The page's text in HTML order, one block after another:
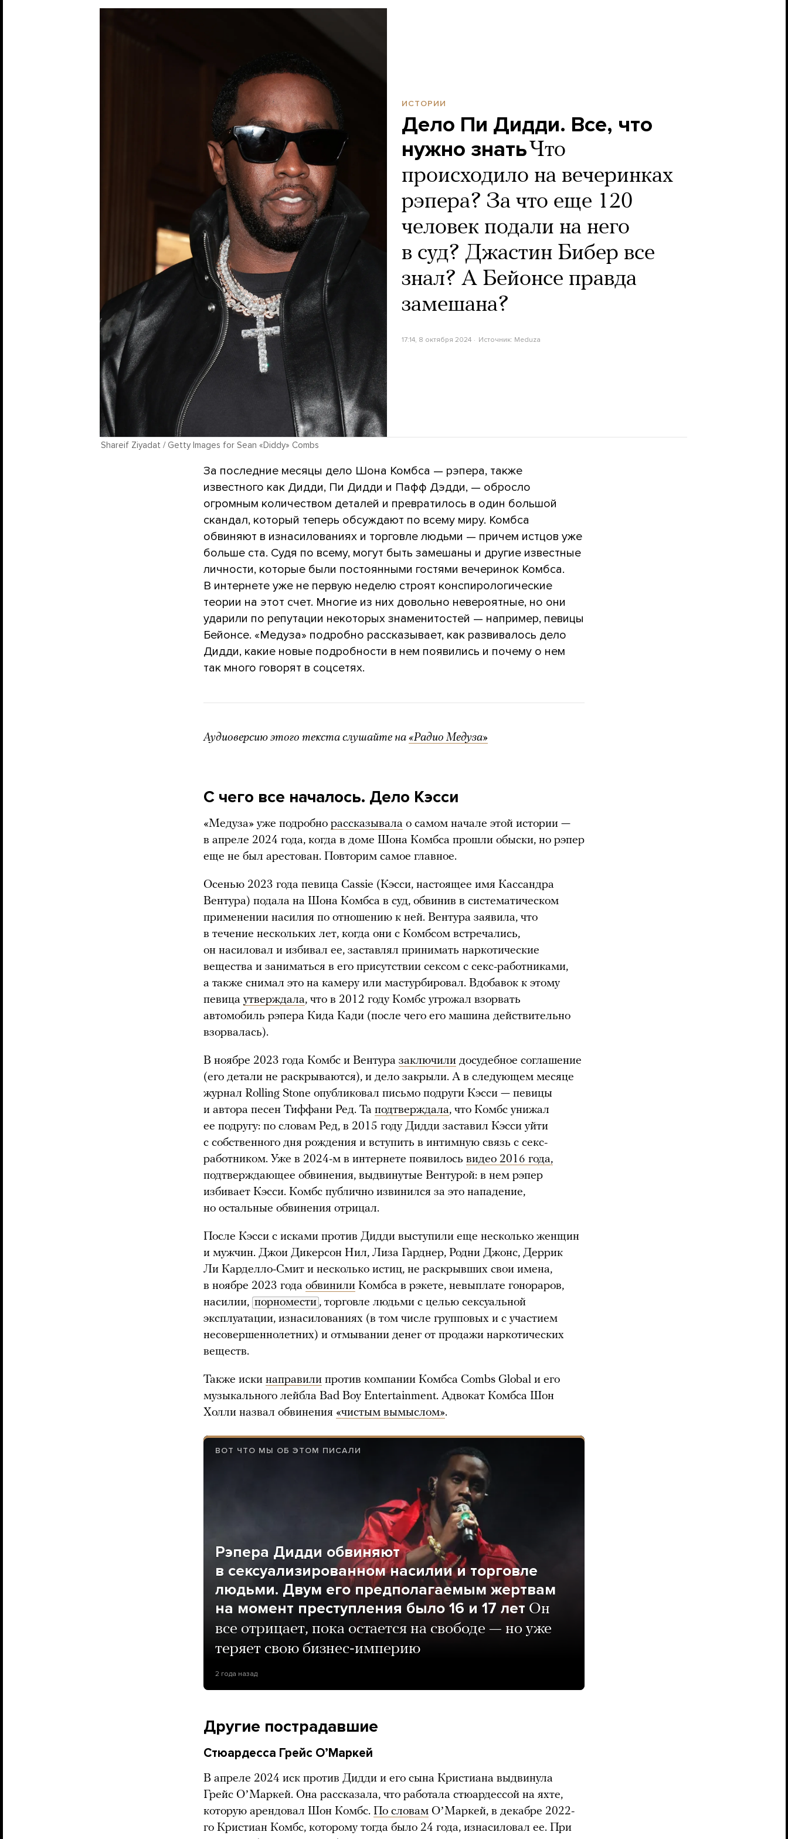
ИСТОРИИ
Дело Пи Дидди. Все, что
нужно знать Что
происходило на вечеринках
рэпера? За что еще 120
человек подали на него
в суд? Джастин Бибер все
знал? А Бейонсе правда
замешана?
17:14, 8 октября 2024 Источник: Meduza
Shareif Ziyadat / Getty Images for Sean «Diddy» Combs
За последние месяцы дело Шона Комбса — рэпера, также
известного как Дидди, Пи Дидди и Пафф Дэдди, — обросло
огромным количеством деталей и превратилось в один большой
скандал, который теперь обсуждают по всему миру. Комбса
обвиняют в изнасилованиях и торговле людьми — причем истцов уже
больше ста. Судя по всему, могут быть замешаны и другие известные
личности, которые были постоянными гостями вечеринок Комбса.
В интернете уже не первую неделю строят конспирологические
теории на этот счет. Многие из них довольно невероятные, но они
ударили по репутации некоторых знаменитостей — например, певицы
Бейонсе. «Медуза» подробно рассказывает, как развивалось дело
Дидди, какие новые подробности в нем появились и почему о нем
так много говорят в соцсетях.
Аудиоверсию этого текста слушайте на «Радио Медуза»
С чего все началось. Дело Кэсси
«Медуза» уже подробно рассказывала о самом начале этой истории —
в апреле 2024 года, когда в доме Шона Комбса прошли обыски, но рэпер
еще не был арестован. Повторим самое главное.
Осенью 2023 года певица Cassie (Кэсси, настоящее имя Кассандра
Вентура) подала на Шона Комбса в суд, обвинив в систематическом
применении насилия по отношению к ней. Вентура заявила, что
в течение нескольких лет, когда они с Комбсом встречались,
он насиловал и избивал ее, заставлял принимать наркотические
вещества и заниматься в его присутствии сексом с секс-работниками,
а также снимал это на камеру или мастурбировал. Вдобавок к этому
певица утверждала, что в 2012 году Комбс угрожал взорвать
автомобиль рэпера Кида Кади (после чего его машина действительно
взорвалась).
В ноябре 2023 года Комбс и Вентура заключили досудебное соглашение
(его детали не раскрываются), и дело закрыли. А в следующем месяце
журнал Rolling Stone опубликовал письмо подруги Кэсси — певицы
и автора песен Тиффани Ред. Та подтверждала, что Комбс унижал
ее подругу: по словам Ред, в 2015 году Дидди заставил Кэсси уйти
с собственного дня рождения и вступить в интимную связь с секс-
работником. Уже в 2024-м в интернете появилось видео 2016 года,
подтверждающее обвинения, выдвинутые Вентурой: в нем рэпер
избивает Кэсси. Комбс публично извинился за это нападение,
но остальные обвинения отрицал.
После Кэсси с исками против Дидди выступили еще несколько женщин
и мужчин. Джои Дикерсон Нил, Лиза Гарднер, Родни Джонс, Деррик
Ли Карделло-Смит и несколько истиц, не раскрывших свои имена,
в ноябре 2023 года обвинили Комбса в рэкете, невыплате гонораров,
насилии, порномести , торговле людьми с целью сексуальной
эксплуатации, изнасилованиях (в том числе групповых и с участием
несовершеннолетних) и отмывании денег от продажи наркотических
веществ.
Также иски направили против компании Комбса Combs Global и его
музыкального лейбла Bad Boy Entertainment. Адвокат Комбса Шон
Холли назвал обвинения «чистым вымыслом».
ВОТ ЧТО МЫ ОБ ЭТОМ ПИСАЛИ
Рэпера Дидди обвиняют
в сексуализированном насилии и торговле
людьми. Двум его предполагаемым жертвам
на момент преступления было 16 и 17 лет Он
все отрицает, пока остается на свободе — но уже
теряет свою бизнес-империю
2 года назад
Другие пострадавшие
Стюардесса Грейс ОʼМаркей
В апреле 2024 иск против Дидди и его сына Кристиана выдвинула
Грейс ОʼМаркей. Она рассказала, что работала стюардессой на яхте,
которую арендовал Шон Комбс. По словам ОʼМаркей, в декабре 2022-
го Кристиан Комбс, которому тогда было 24 года, изнасиловал ее. При